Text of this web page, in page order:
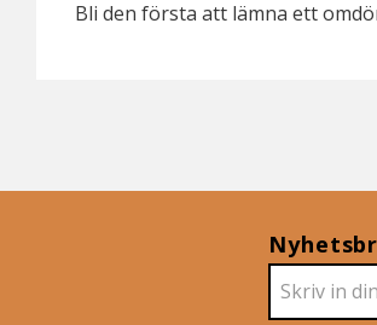
Bli den första att lämna ett